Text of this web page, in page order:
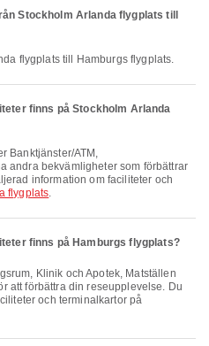
Stockholm Arlanda flygplats till
flygplats till Hamburgs flygplats.
finns på Stockholm Arlanda
andra bekvämligheter som förbättrar
information om faciliteter och
flygplats.
finns på Hamburgs flygplats?
att förbättra din reseupplevelse. Du
och terminalkartor på